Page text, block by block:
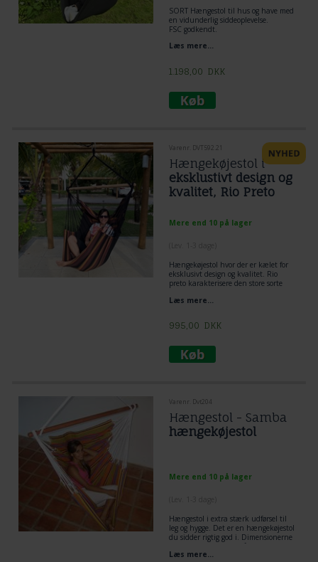
SORT Hængestol til hus og have med
en vidunderlig siddeoplevelse.
FSC godkendt.
Tværstang 1,1 m.
Læs mere...
1.198,00 DKK
Varenr. DVT592.21
Hængekøjestol i
eksklustivt design og
kvalitet, Rio Preto
Mere end 10 på lager
Hængekøjestol hvor der er kælet for
eksklusivt design og kvalitet. Rio
preto karakterisere den store sorte
eksklusivt look.
træ. Bæreevne 180 kg.
Læs mere...
995,00 DKK
Varenr. Dvt204
Hængestol - Samba
hængekøjestol
Mere end 10 på lager
Hængestol i extra stærk udførsel til
leg og hygge. Det er en hængekøjestol
du sidder rigtig god i. Dimensionerne
for hængekøjestolen når du sidder i
hængestolen, gør at du oplever en
Læs mere...